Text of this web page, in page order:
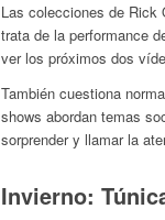
Las colecciones de Rick
trata de la performance
ver los próximos dos
También cuestiona
shows abordan temas
sorprender y llamar la
Invierno: